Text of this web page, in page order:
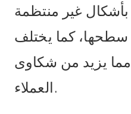
غير منتظمة
كما يختلف
مما يزيد من شكاوى
العملاء.